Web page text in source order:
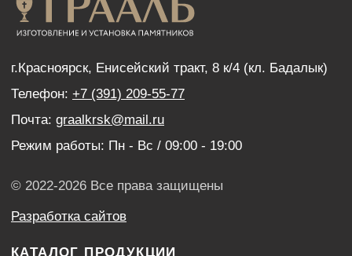
Нанесение портретов
Дистанционный заказ памятника
Наши работы
Оптовым покупателям
Политика конфиденциальности
данных